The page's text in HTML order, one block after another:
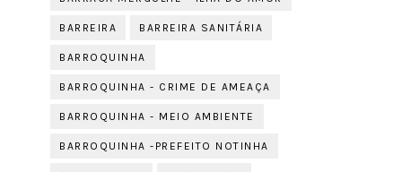
BARREIRA BARREIRA SANITÁRIA
BARROQUINHA
BARROQUINHA - CRIME DE AMEAÇA
BARROQUINHA - MEIO AMBIENTE
BARROQUINHA -PREFEITO NOTINHA